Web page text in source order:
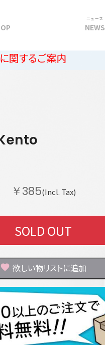
ニュース
NEWS
￥385(Incl. Tax)
SOLD OUT
欲しい物リストに追加